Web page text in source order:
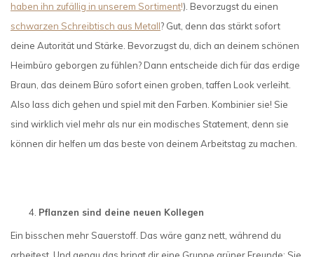
haben ihn zufällig in unserem Sortiment!). Bevorzugst du einen
schwarzen Schreibtisch aus Metall? Gut, denn das stärkt sofort
deine Autorität und Stärke. Bevorzugst du, dich an deinem schönen
Heimbüro geborgen zu fühlen? Dann entscheide dich für das erdige
Braun, das deinem Büro sofort einen groben, taffen Look verleiht.
Also lass dich gehen und spiel mit den Farben. Kombinier sie! Sie
sind wirklich viel mehr als nur ein modisches Statement, denn sie
können dir helfen um das beste von deinem Arbeitstag zu machen.
Pflanzen sind deine neuen Kollegen
Ein bisschen mehr Sauerstoff. Das wäre ganz nett, während du